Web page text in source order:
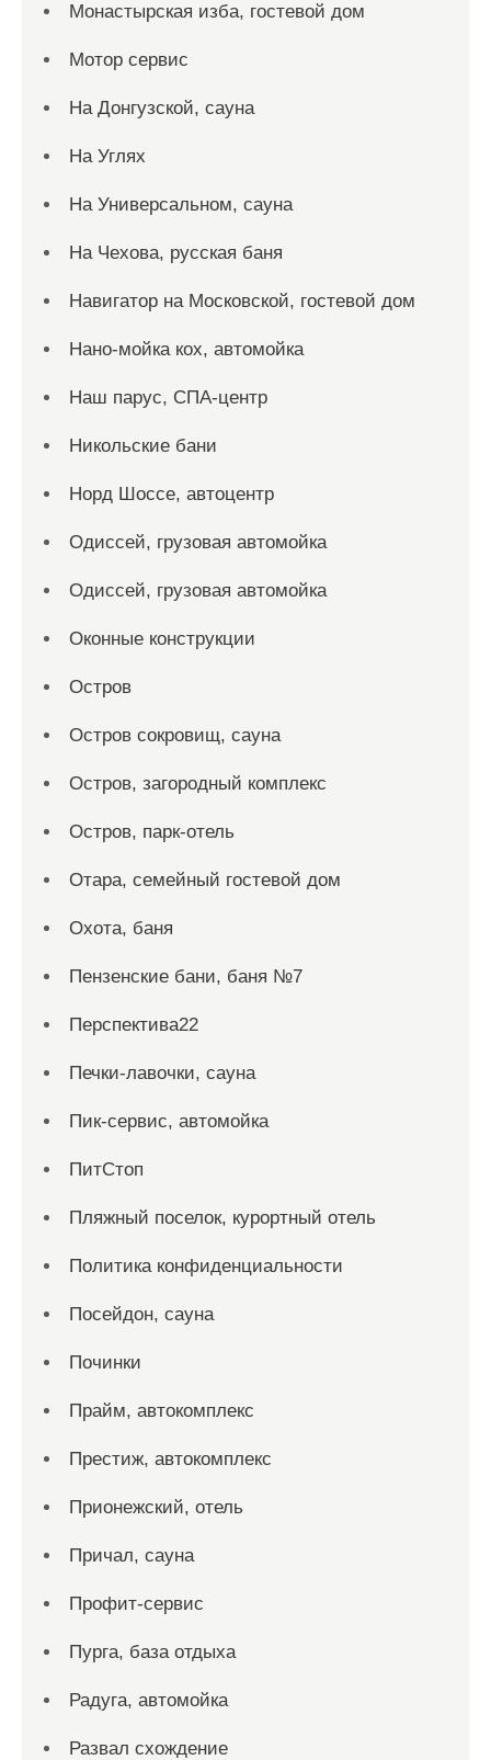
Монастырская изба, гостевой дом
Мотор сервис
На Донгузской, сауна
На Углях
На Универсальном, сауна
На Чехова, русская баня
Навигатор на Московской, гостевой дом
Нано-мойка кох, автомойка
Наш парус, СПА-центр
Никольские бани
Норд Шоссе, автоцентр
Одиссей, грузовая автомойка
Одиссей, грузовая автомойка
Оконные конструкции
Остров
Остров сокровищ, сауна
Остров, загородный комплекс
Остров, парк-отель
Отара, семейный гостевой дом
Охота, баня
Пензенские бани, баня №7
Перспектива22
Печки-лавочки, сауна
Пик-сервис, автомойка
ПитСтоп
Пляжный поселок, курортный отель
Политика конфиденциальности
Посейдон, сауна
Починки
Прайм, автокомплекс
Престиж, автокомплекс
Прионежский, отель
Причал, сауна
Профит-сервис
Пурга, база отдыха
Радуга, автомойка
Развал схождение